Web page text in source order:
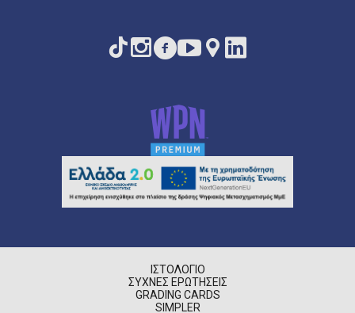
ΙΣΤΟΛΌΓΙΟ
ΣΥΧΝΈΣ ΕΡΩΤΉΣΕΙΣ
GRADING CARDS
SIMPLER